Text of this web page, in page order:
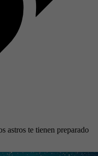
astros te tienen preparado